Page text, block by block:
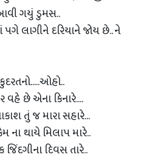
ગયું ડુમસ..
લાગીને દરિયાને જોય છે.. ને
વહે છે એના કિનારે....
તું જ મારા સહારે...
ના થાયે મિલાપ મારે..
દિવસ તારે..